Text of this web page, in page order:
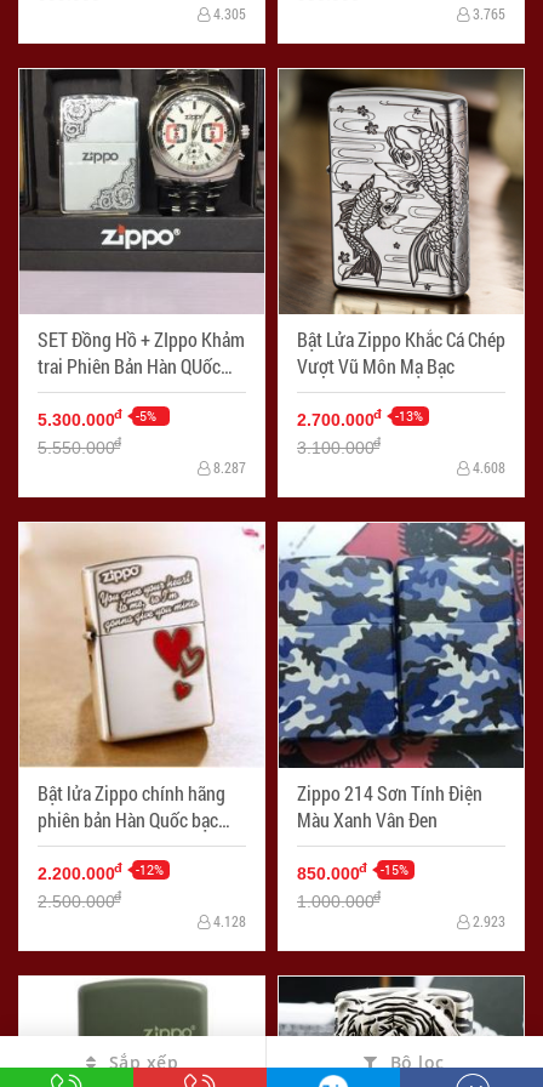
4.305 3.765
SET Đồng Hồ + ZIppo Khảm
trai Phiên Bản Hàn QUốc
Sản Xuất Năm 2006
5.300.000đ -5%
5.550.000đ
8.287
Bật Lửa Zippo Khắc Cá Chép
Vượt Vũ Môn Mạ Bạc
2.700.000đ -13%
3.100.000đ
4.608
Bật lửa Zippo chính hãng
phiên bản Hàn Quốc bạc
trái tim tình yêu
2.200.000đ -12%
2.500.000đ
4.128
Zippo 214 Sơn Tính Điện
Màu Xanh Vân Đen
850.000đ -15%
1.000.000đ
2.923
Sắp xếp Bộ lọc